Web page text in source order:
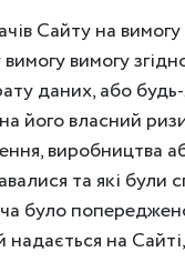
Сайту на
вимогу
даних, або
його власний
виробництва
та які були
було
на